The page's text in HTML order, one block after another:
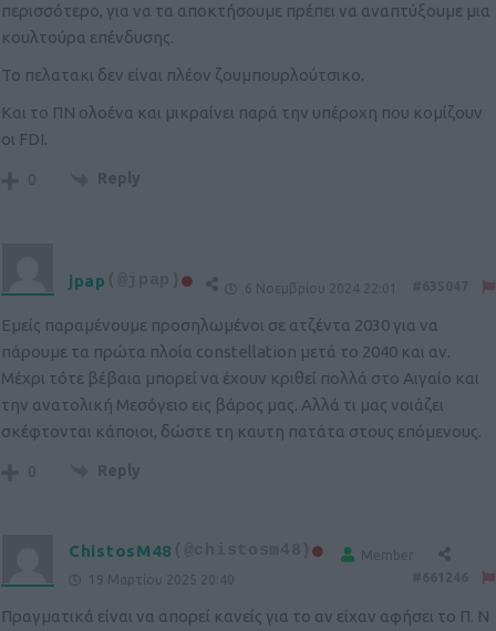
περισσότερο, για να τα αποκτήσουμε πρέπει να αναπτύξουμε μια
κουλτούρα επένδυσης.
Το πελατακι δεν είναι πλέον ζουμπουρλούτσικο.
Και το ΠΝ ολοένα και μικραίνει παρά την υπέροχη που κομίζουν
οι FDI.
0 Reply
jpap 6 Νοεμβρίου 2024 22:01
Εμείς παραμένουμε προσηλωμένοι σε ατζέντα 2030 για να
πάρουμε τα πρώτα πλοία constellation μετά το 2040 και αν.
Μέχρι τότε βέβαια μπορεί να έχουν κριθεί πολλά στο Αιγαίο και
την ανατολική Μεσόγειο εις βάρος μας. Αλλά τι μας νοιάζει
σκέφτονται κάποιοι, δώστε τη καυτη πατάτα στους επόμενους.
0 Reply
ChistosM48 (@chistosm48)
Member
19 Μαρτίου 2025 20:40
Πραγματικά είναι να απορεί κανείς για το αν είχαν αφήσει το Π. Ν